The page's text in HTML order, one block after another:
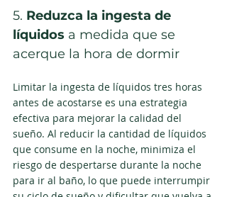
5. Reduzca la ingesta de
líquidos a medida que se
acerque la hora de dormir
Limitar la ingesta de líquidos tres horas
antes de acostarse es una estrategia
efectiva para mejorar la calidad del
sueño. Al reducir la cantidad de líquidos
que consume en la noche, minimiza el
riesgo de despertarse durante la noche
para ir al baño, lo que puede interrumpir